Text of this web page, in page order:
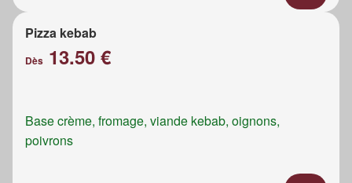
Pizza kebab
Dès 13.50 €
Base crème, fromage, viande kebab, oignons,
poivrons